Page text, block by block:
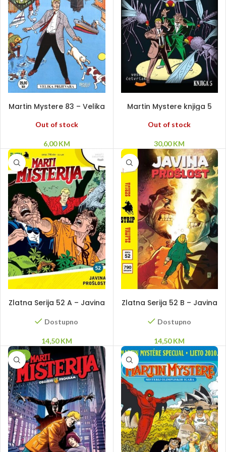
Martin Mystere 83 – Velika
Out of stock
6,00KM
Martin Mystere knjiga 5
Out of stock
30,00KM
Zlatna Serija 52 A – Javina
Dostupno
14,50KM
Zlatna Serija 52 B – Javina
Dostupno
14,50KM
-10%